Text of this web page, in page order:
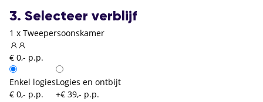
3. Selecteer verblijf
1 x Tweepersoonskamer
€ 0,- p.p.
Enkel logies
€ 0,- p.p.
Logies en ontbijt
+€ 39,- p.p.